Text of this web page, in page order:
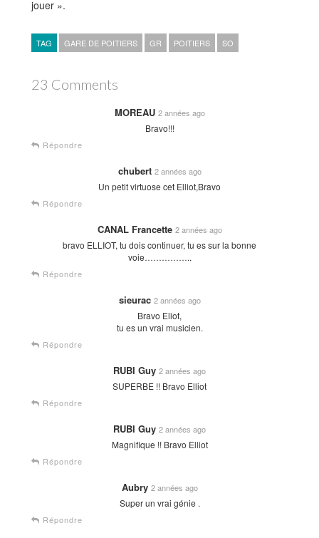
jouer ».
TAG GARE DE POITIERS GR POITIERS SO
23 Comments
MOREAU 2 années ago
Bravo!!!
Répondre
chubert 2 années ago
Un petit virtuose cet Elliot,Bravo
Répondre
CANAL Francette 2 années ago
bravo ELLIOT, tu dois continuer, tu es sur la bonne
voie……………..
Répondre
sieurac 2 années ago
Bravo Eliot,
tu es un vrai musicien.
Répondre
RUBI Guy 2 années ago
SUPERBE !! Bravo Elliot
Répondre
RUBI Guy 2 années ago
Magnifique !! Bravo Elliot
Répondre
Aubry 2 années ago
Super un vrai génie .
Répondre